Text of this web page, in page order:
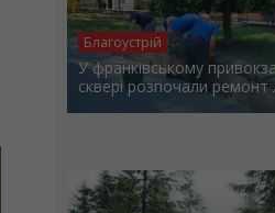
Благоустрій
У франківському
сквері розпочали ремонт